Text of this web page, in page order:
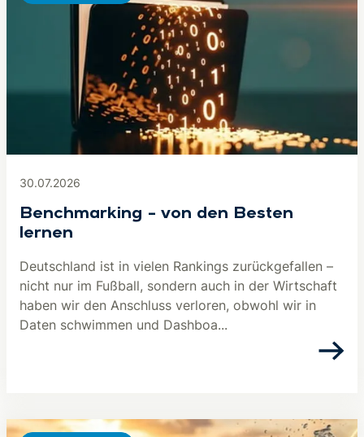
30.07.2026
Benchmarking – von den Besten
lernen
Deutschland ist in vielen Rankings zurückgefallen –
nicht nur im Fußball, sondern auch in der Wirtschaft
haben wir den Anschluss verloren, obwohl wir in
Daten schwimmen und Dashboa...